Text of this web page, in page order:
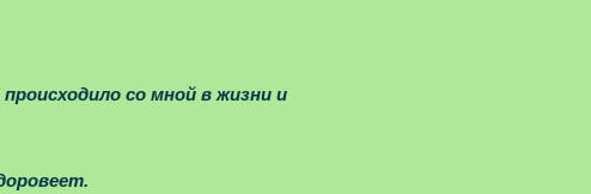
со мной в жизни и